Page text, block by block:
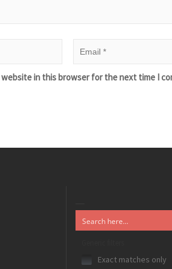
website in this browser for the next time I
Exact matches only